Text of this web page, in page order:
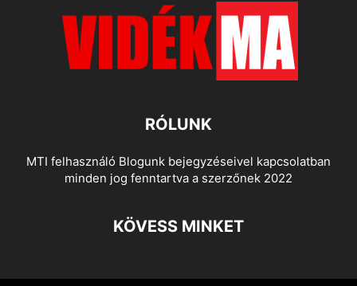
RÓLUNK
MTI felhasználó Blogunk bejegyzéseivel kapcsolatban
minden jog fenntartva a szerzőnek 2022
KÖVESS MINKET